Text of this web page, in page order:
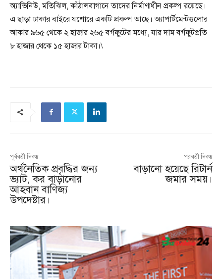
অ্যাভিনিউ, মতিঝিল, কাঁঠালবাগানে তাদের নির্মাণাধীন প্রকল্প রয়েছে।
এ ছাড়া ঢাকার বাইরে যশোরে একটি প্রকল্প আছে। অ্যাপার্টমেন্টগুলোর
আকার ৯৬৫ থেকে ২ হাজার ২৬৫ বর্গফুটের মধ্যে, যার দাম বর্গফুটপ্রতি
৮ হাজার থেকে ১৫ হাজার টাকা।\
পূর্ববর্তী নিবন্ধ
অর্থনৈতিক প্রবৃদ্ধির জন্য
ভ্যাট, কর বাড়ানোর
আহবান বাণিজ্য
উপদেষ্টার।
পরবর্তী নিবন্ধ
বাড়ানো হয়েছে রিটার্ন
জমার সময়।